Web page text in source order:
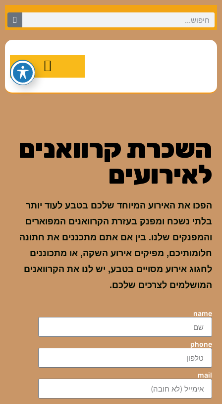
השכרת קרוואנים
לאירועים
הפכו את האירוע המיוחד שלכם בטבע לעוד יותר
בלתי נשכח ומפנק בעזרת הקרוואנים המפוארים
והמפנקים שלנו. בין אם אתם מתכננים את חתונה
חלומותיכם, מפיקים אירוע השקה, או מתכוננים
לחגוג אירוע מסויים בטבע, יש לנו את הקרוואנים
המושלמים לצרכים שלכם.
name
phone
mail